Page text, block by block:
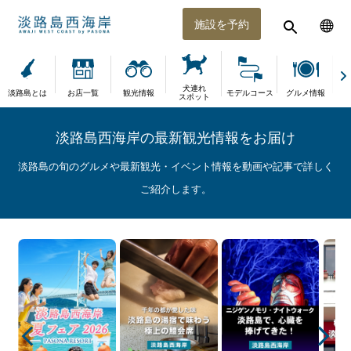
施設を予約
淡路島とは お店一覧 観光情報
犬連れ
スポット
モデルコース グルメ情報
淡路島西海岸の最新観光情報をお届け
淡路島の旬のグルメや最新観光・イベント情報を動画や記事で詳しく
ご紹介します。